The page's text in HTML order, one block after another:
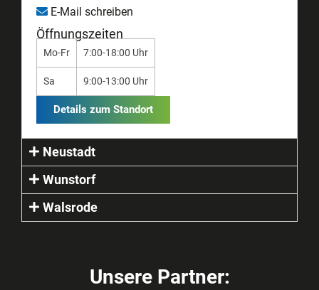
E-Mail schreiben
Öffnungszeiten
Mo-Fr 7:00-18:00 Uhr
Sa 9:00-13:00 Uhr
Details zum Standort
Neustadt
Wunstorf
Walsrode
Unsere Partner: